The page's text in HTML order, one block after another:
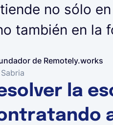
no sólo
también en la
de Remotely.works
la